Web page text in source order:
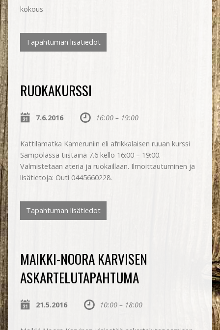
kokous
Tapahtuman lisätiedot
RUOKAKURSSI
7.6.2016 16:00 – 19:00
Kattilamatka Kameruniin eli afrikkalaisen ruuan kurssi
Sampolassa tiistaina 7.6 kello 16:00 – 19:00.
Valmistetaan ateria ja ruokaillaan. Ilmoittautuminen ja
lisätietoja: Outi 0445660228.
Tapahtuman lisätiedot
MAIKKI-NOORA KARVISEN
ASKARTELUTAPAHTUMA
21.5.2016 10:00 – 18:00